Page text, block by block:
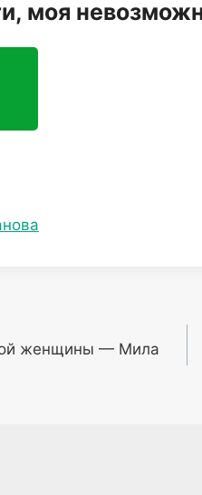
моя
женщины — Мила